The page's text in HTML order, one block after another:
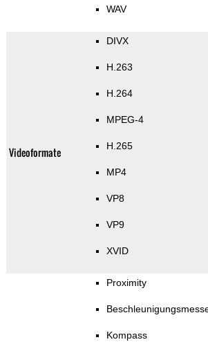
WAV
Videoformate
DIVX
H.263
H.264
MPEG-4
H.265
MP4
VP8
VP9
XVID
Proximity
Kompass